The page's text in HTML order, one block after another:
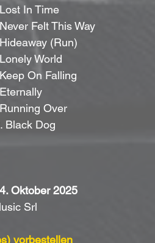
In Time
Felt This Way
(Run)
World
On Falling
Over
Black Dog
Oktober 2025
Srl
vorbestellen